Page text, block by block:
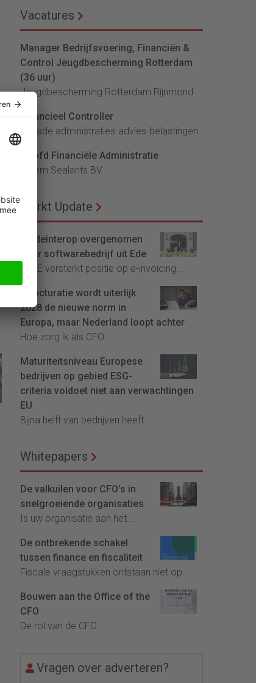
Vacatures
Manager Bedrijfsvoering, Financiën &
Control Jeugdbescherming Rotterdam
(36 uur)
Jeugdbescherming Rotterdam Rijnmond
Financieel Controller
lArcade administraties-advies-belastingen
Hoofd Financiële Administratie
Bloem Sealants BV
Markt Update
Tradeinterop overgenomen
door softwarebedrijf uit Ede
4CEE versterkt positie op e-invoicing...
E-facturatie wordt uiterlijk
2028 de nieuwe norm in
Europa, maar Nederland loopt achter
Hoe zorg ik als CFO...
Maturiteitsniveau Europese
bedrijven op gebied ESG-
criteria voldoet niet aan verwachtingen
EU
Bijna helft van bedrijven heeft...
Whitepapers
De valkuilen voor CFO’s in
snelgroeiende organisaties
Is uw organisatie aan het...
De ontbrekende schakel
tussen finance en fiscaliteit
Fiscale vraagstukken ontstaan niet op...
Bouwen aan the Office of the
CFO
De rol van de CFO...
Vragen over adverteren?